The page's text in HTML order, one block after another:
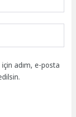
adım, e-posta